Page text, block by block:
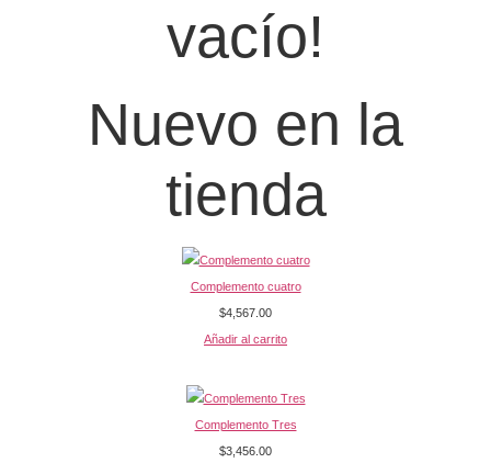
vacío!
Nuevo en la
tienda
Complemento cuatro
$4,567.00
Añadir al carrito
Complemento Tres
$3,456.00